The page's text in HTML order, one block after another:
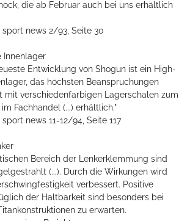
die ab Februar auch bei uns erhältlich
sport news 2/93, Seite 30
Innenlager
Entwicklung von Shogun ist ein High-
das höchsten Beanspruchungen
mit verschiedenfarbigen Lagerschalen zum
Fachhandel (...) erhältlich."
news 11-12/94, Seite 117
Bereich der Lenkerklemmung sind
(...). Durch die Wirkungen wird
verbessert. Positive
der Haltbarkeit sind besonders bei
zu erwarten.